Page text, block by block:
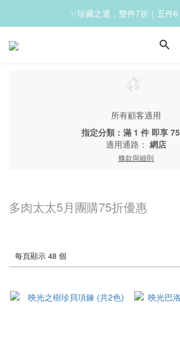
✨滿1200免運✨
✨珍藏之選，雙件7折｜五件6
所有顧客適用
指定分類：滿 1 件 即享
適用通路： 網店
條款與細則
多肉太太5月團購75折優惠
每頁顯示 48 個